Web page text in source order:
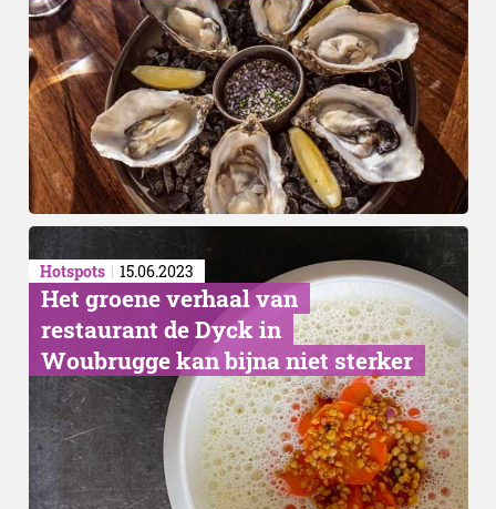
Hotspots 15.06.2023
Het groene verhaal van
restaurant de Dyck in
Woubrugge kan bijna niet sterker